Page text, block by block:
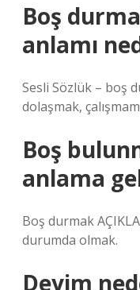
Boş
anlamı
Sesli Sözlük – boş
dolaşmak,
Boş
anlama
Boş durmak
durumda olmak.
Deyim